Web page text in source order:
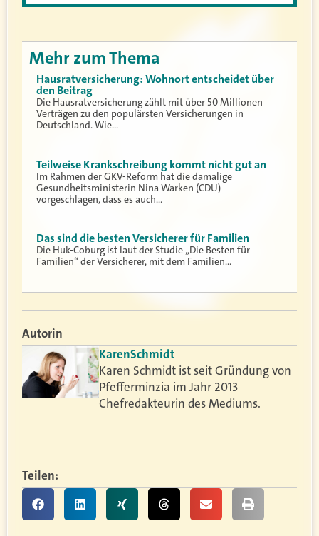
Mehr zum Thema
Hausratversicherung: Wohnort entscheidet über
den Beitrag
Die Hausratversicherung zählt mit über 50 Millionen
Verträgen zu den populärsten Versicherungen in
Deutschland. Wie…
Teilweise Krankschreibung kommt nicht gut an
Im Rahmen der GKV-Reform hat die damalige
Gesundheitsministerin Nina Warken (CDU)
vorgeschlagen, dass es auch…
Das sind die besten Versicherer für Familien
Die Huk-Coburg ist laut der Studie „Die Besten für
Familien“ der Versicherer, mit dem Familien…
Autorin
KarenSchmidt
Karen Schmidt ist seit Gründung von
Pfefferminzia im Jahr 2013
Chefredakteurin des Mediums.
Teilen: